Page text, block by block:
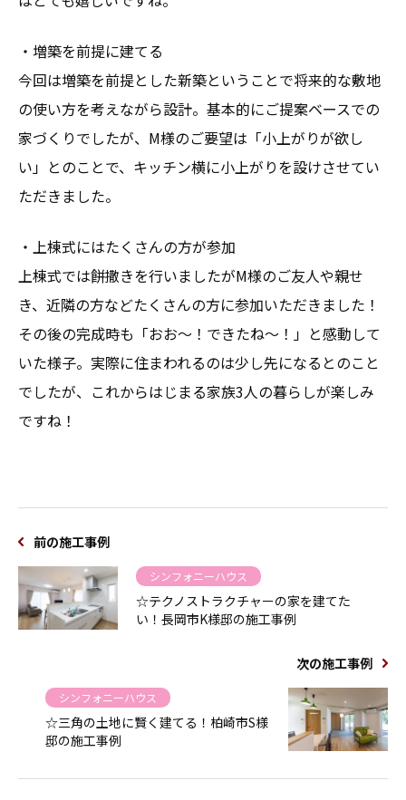
・増築を前提に建てる
今回は増築を前提とした新築ということで将来的な敷地
の使い方を考えながら設計。基本的にご提案ベースでの
家づくりでしたが、M様のご要望は「小上がりが欲し
い」とのことで、キッチン横に小上がりを設けさせてい
ただきました。
・上棟式にはたくさんの方が参加
上棟式では餅撒きを行いましたがM様のご友人や親せ
き、近隣の方などたくさんの方に参加いただきました！
その後の完成時も「おお～！できたね～！」と感動して
いた様子。実際に住まわれるのは少し先になるとのこと
でしたが、これからはじまる家族3人の暮らしが楽しみ
ですね！
前の施工事例
シンフォニーハウス
☆テクノストラクチャーの家を建てた
い！長岡市K様邸の施工事例
次の施工事例
シンフォニーハウス
☆三角の土地に賢く建てる！柏崎市S様
邸の施工事例